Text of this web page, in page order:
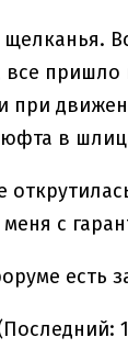
все пришло
при
в
с
есть